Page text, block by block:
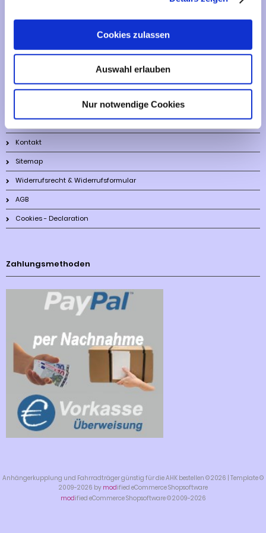
Cookies zulassen
Auswahl erlauben
Nur notwendige Cookies
Vertrag widerrufen
Informationen
Liefer- und Versandkosten
Privatsphäre und Datenschutz
Impressum
Kontakt
Sitemap
Widerrufsrecht & Widerrufsformular
AGB
Cookies - Declaration
Zahlungsmethoden
Anhängerkupplung und Fahrradträger günstig für die AHK bestellen © 2026 | Template ©
2009-2026 by modified eCommerce Shopsoftware
modified eCommerce Shopsoftware © 2009-2026